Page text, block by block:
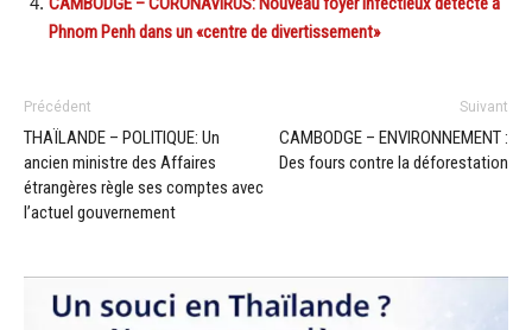
Phnom Penh dans un «centre de divertissement»
Précédent
THAÏLANDE – POLITIQUE: Un
ancien ministre des Affaires
étrangères règle ses comptes avec
l’actuel gouvernement
Suivant
CAMBODGE – ENVIRONNEMENT :
Des fours contre la déforestation